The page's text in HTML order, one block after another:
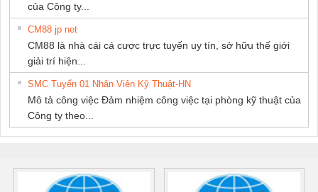
của Công ty...
CM88 jp net
CM88 là nhà cái cá cược trực tuyến uy tín, sở hữu thế giới
giải trí hiện...
SMC Tuyển 01 Nhân Viên Kỹ Thuật-HN
Mô tả công việc Đảm nhiệm công việc tại phòng kỹ thuật của
Công ty theo...